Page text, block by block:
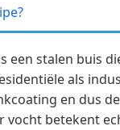
een stalen buis
als
en dus
vocht betekent